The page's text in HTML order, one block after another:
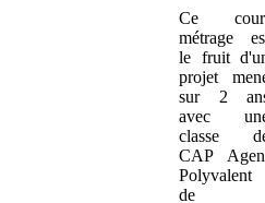
Ce
métrage
le fruit
projet
sur 2
avec
classe
CAP
Polyvalent
de